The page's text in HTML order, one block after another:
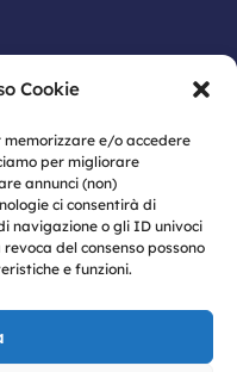
Cookie
memorizzare e/o accedere
per migliorare
annunci (non)
ci consentirà di
navigazione o gli ID univoci
del consenso possono
e funzioni.
legale: Viale
Napoli | P.IVA: